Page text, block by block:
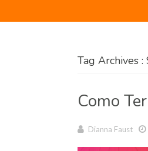
Tag Archives
Como
Dianna Faust